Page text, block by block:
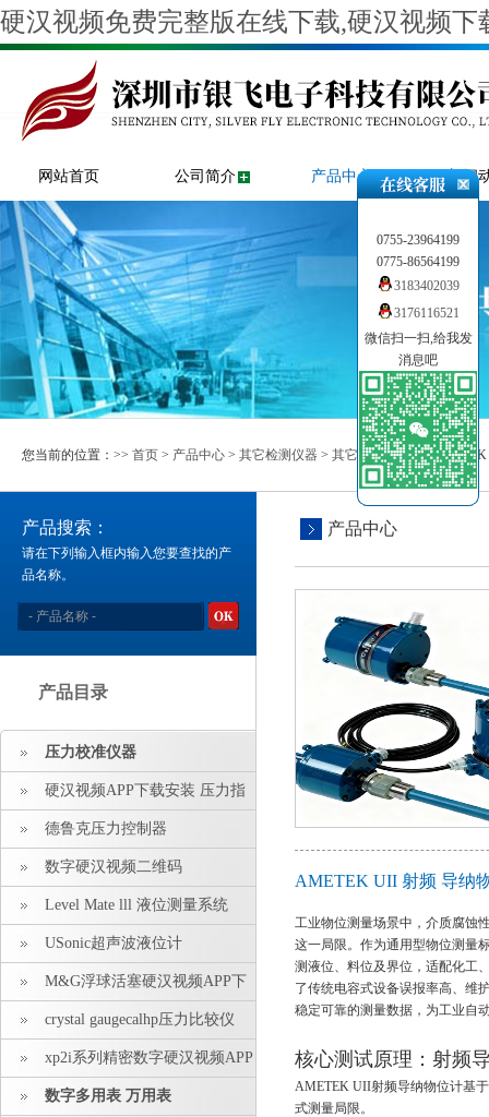
硬汉视频免费完整版在线下载,硬汉视频
网站首页 公司简介 产品中心 新闻
您当前的位置：>> 首页 > 产品中心 > 其它检测仪器 > 其它检测仪表>> AMETEK
产品搜索：
请在下列输入框内输入您要查找的产
品名称。
产品目录
压力校准仪器
硬汉视频APP下载安装 压力指
示仪 压力标准源
德鲁克压力控制器
数字硬汉视频二维码
Level Mate lll 液位测量系统
USonic超声波液位计
M&G浮球活塞硬汉视频APP下
载安装crystal gaugecalhp压力比较仪
xp2i系列精密数字硬汉视频APP
下载安装数字多用表 万用表
产品中心
AMETEK UII 射频 导纳
工业物位测量场景中，介质腐
这一局限。作为通用型物位测量
测液位、料位及界位，适配化
了传统电容式设备误报率高、
稳定可靠的测量数据，为工业自
核心测试原理：射
AMETEK UII射频导纳物位计基于射
式测量局限。
0755-23964199
0775-86564199
3183402039
3176116521
微信扫一扫,给我发
消息吧